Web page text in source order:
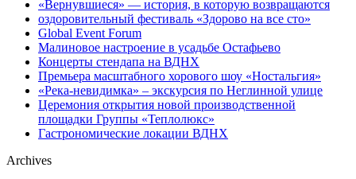
«Вернувшиеся» — история, в которую возвращаются
оздоровительный фестиваль «Здорово на все сто»
Global Event Forum
Малиновое настроение в усадьбе Остафьево
Концерты стендапа на ВДНХ
Премьера масштабного хорового шоу «Ностальгия»
«Река-невидимка» – экскурсия по Неглинной улице
Церемония открытия новой производственной
площадки Группы «Теплолюкс»
Гастрономические локации ВДНХ
Archives